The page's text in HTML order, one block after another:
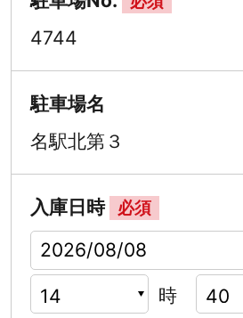
4744
駐車場名
名駅北第３
入庫日時 必須
時